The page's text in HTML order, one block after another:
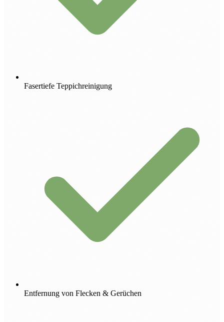
Fasertiefe Teppichreinigung
Entfernung von Flecken & Gerüchen